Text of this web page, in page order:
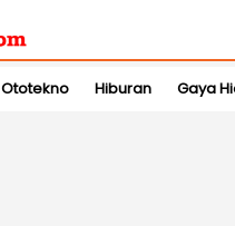
Ototekno Hiburan Gaya